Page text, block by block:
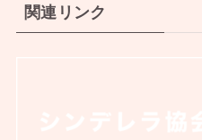
関連リンク